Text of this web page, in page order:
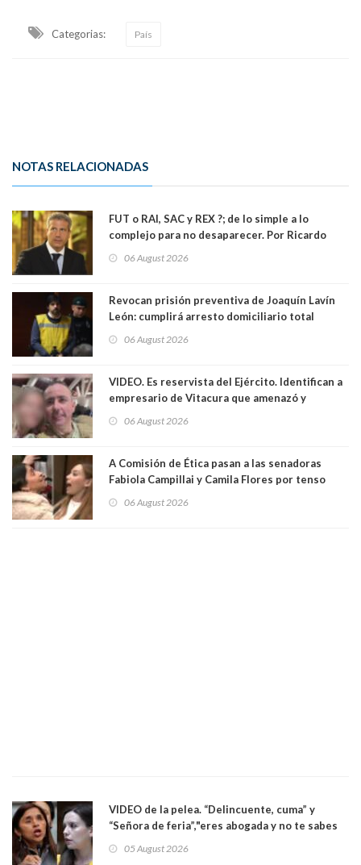
Categorias: País
NOTAS RELACIONADAS
FUT o RAI, SAC y REX ?; de lo simple a lo
complejo para no desaparecer. Por Ricardo
06 August 2026
Revocan prisión preventiva de Joaquín Lavín
León: cumplirá arresto domiciliario total
06 August 2026
VIDEO. Es reservista del Ejército. Identifican a
empresario de Vitacura que amenazó y
al "ring raja". Se trata de Andrés Arrieta y la
06 August 2026
A Comisión de Ética pasan a las senadoras
Fabiola Campillai y Camila Flores por tenso
06 August 2026
VIDEO de la pelea. “Delincuente, cuma” y
“Señora de feria”,"eres abogada y no te sabes
senadoras Camila Flores y Fabiola Campillai en
05 August 2026